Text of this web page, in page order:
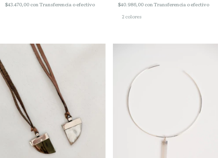
$43.470,00 conTransferencia o efectivo $40.986,00 conTransferencia o efectivo
2 colores